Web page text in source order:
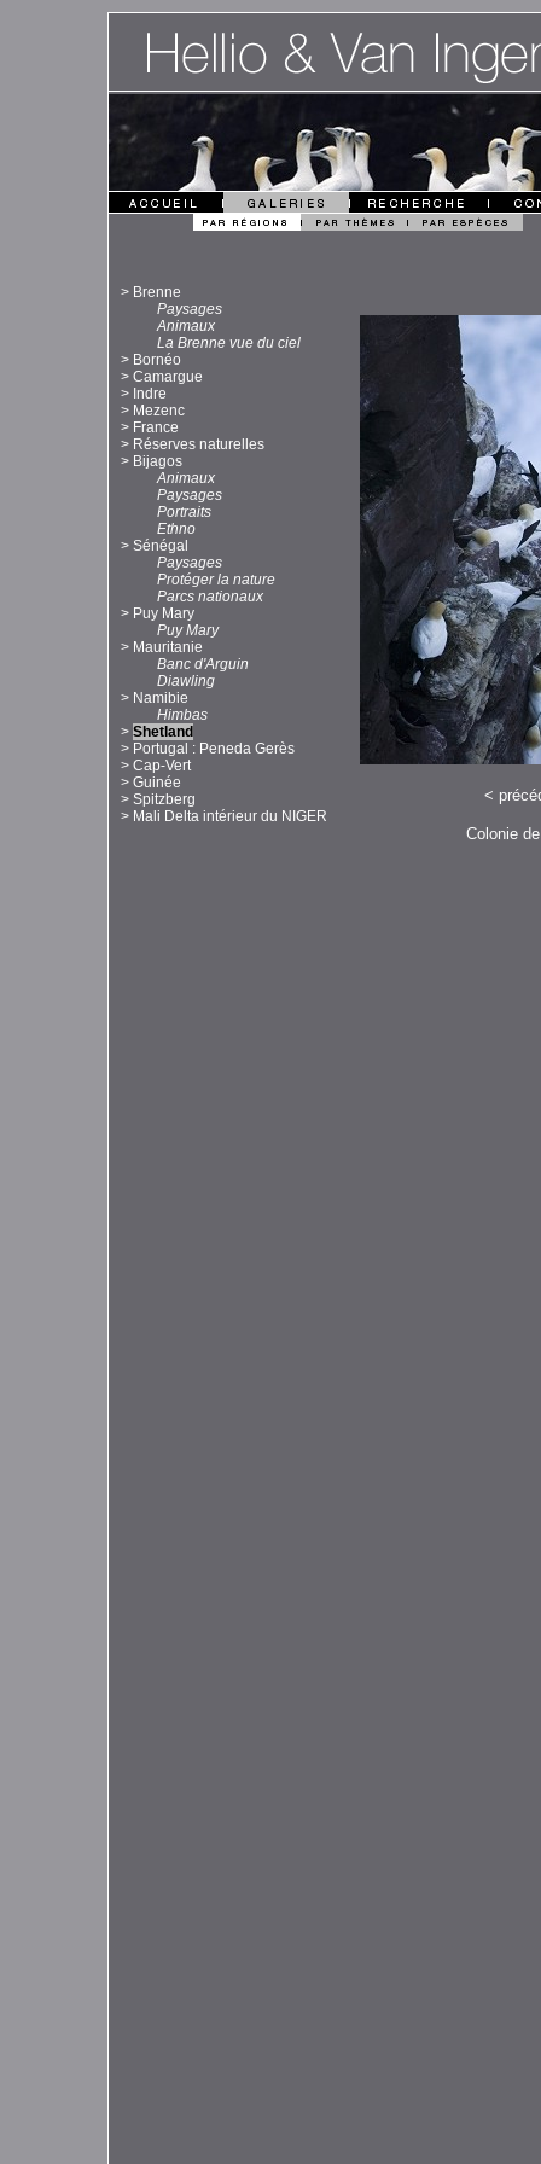
> Brenne
Paysages
Animaux
La Brenne vue du ciel
> Bornéo
> Camargue
> Indre
> Mezenc
> France
> Réserves naturelles
> Bijagos
Animaux
Paysages
Portraits
Ethno
> Sénégal
Paysages
Protéger la nature
Parcs nationaux
> Puy Mary
Puy Mary
> Mauritanie
Banc d'Arguin
Diawling
> Namibie
Himbas
> Shetland
> Portugal : Peneda Gerès
> Cap-Vert
> Guinée
> Spitzberg
> Mali Delta intérieur du NIGER
<
Colonie